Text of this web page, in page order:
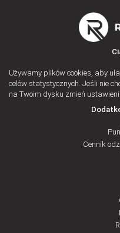
Używamy plików cookies, aby
celów statystycznych. Jeśli nie
na Twoim dysku zmień
Cennik